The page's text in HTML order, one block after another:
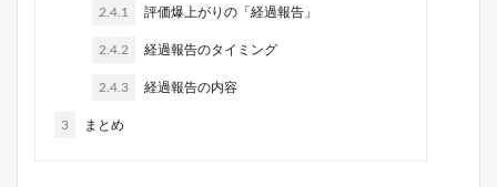
2.4.1 評価爆上がりの「経過報告」
2.4.2 経過報告のタイミング
2.4.3 経過報告の内容
3 まとめ